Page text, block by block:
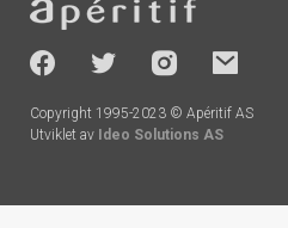
-
socials
Copyright 1995-2023 © Apéritif AS
Utviklet av Ideo Solutions AS